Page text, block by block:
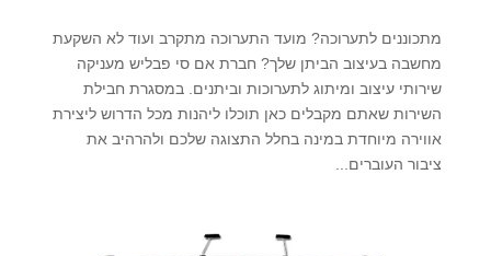
מתכוננים לתערוכה? מועד התערוכה מתקרב ועוד לא השקעת
מחשבה בעיצוב הביתן שלך? חברת אם סי פבליש מעניקה
שירותי עיצוב ומיתוג לתערוכות וביתנים. במסגרת חבילת
השירות שאתם מקבלים כאן תוכלו ליהנות מכל הדרוש ליצירת
אווירה מיוחדת במינה בחלל התצוגה שלכם ולהרהיב את
ציבור העוברים...